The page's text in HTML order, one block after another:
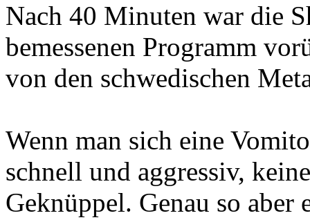
Nach 40 Minuten war die
bemessenen Programm
von den schwedischen
Wenn man sich eine
schnell und aggressiv,
Geknüppel. Genau so